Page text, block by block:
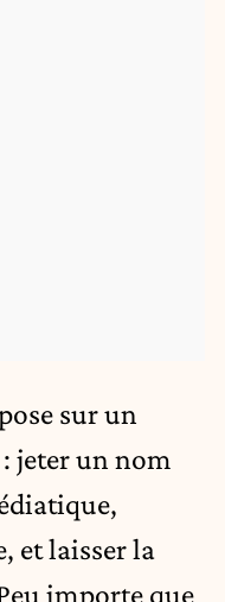
sur un
jeter un nom
et laisser la
importe que